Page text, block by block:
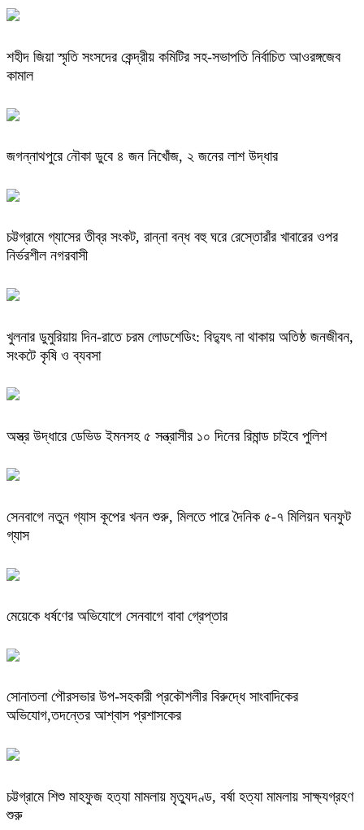
শহীদ জিয়া স্মৃতি সংসদের কেন্দ্রীয় কমিটির সহ-সভাপতি নির্বাচিত আওরঙ্গজেব
কামাল
জগন্নাথপুরে নৌকা ডুবে ৪ জন নিখোঁজ, ২ জনের লাশ উদ্ধার
চট্টগ্রামে গ্যাসের তীব্র সংকট, রান্না বন্ধ বহু ঘরে রেস্তোরাঁর খাবারের ওপর
নির্ভরশীল নগরবাসী
খুলনার ডুমুরিয়ায় দিন-রাতে চরম লোডশেডিং: বিদ্যুৎ না থাকায় অতিষ্ঠ জনজীবন,
সংকটে কৃষি ও ব্যবসা
অস্ত্র উদ্ধারে ডেভিড ইমনসহ ৫ সন্ত্রাসীর ১০ দিনের রিমান্ড চাইবে পুলিশ
সেনবাগে নতুন গ্যাস কূপের খনন শুরু, মিলতে পারে দৈনিক ৫-৭ মিলিয়ন ঘনফুট
গ্যাস
মেয়েকে ধর্ষণের অভিযোগে সেনবাগে বাবা গ্রেপ্তার
সোনাতলা পৌরসভার উপ-সহকারী প্রকৌশলীর বিরুদ্ধে সাংবাদিকের
অভিযোগ,তদন্তের আশ্বাস প্রশাসকের
চট্টগ্রামে শিশু মাহফুজ হত্যা মামলায় মৃত্যুদণ্ড, বর্ষা হত্যা মামলায় সাক্ষ্যগ্রহণ
শুরু